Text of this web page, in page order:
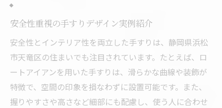
安全性重視の手すりデザイン実例紹介
安全性とインテリア性を両立した手すりは、静岡県浜松
市天竜区の住まいでも注目されています。たとえば、ロ
ートアイアンを用いた手すりは、滑らかな曲線や装飾が
特徴で、空間の印象を損なわずに設置可能です。また、
握りやすさや高さなど細部にも配慮し、使う人に合わせ